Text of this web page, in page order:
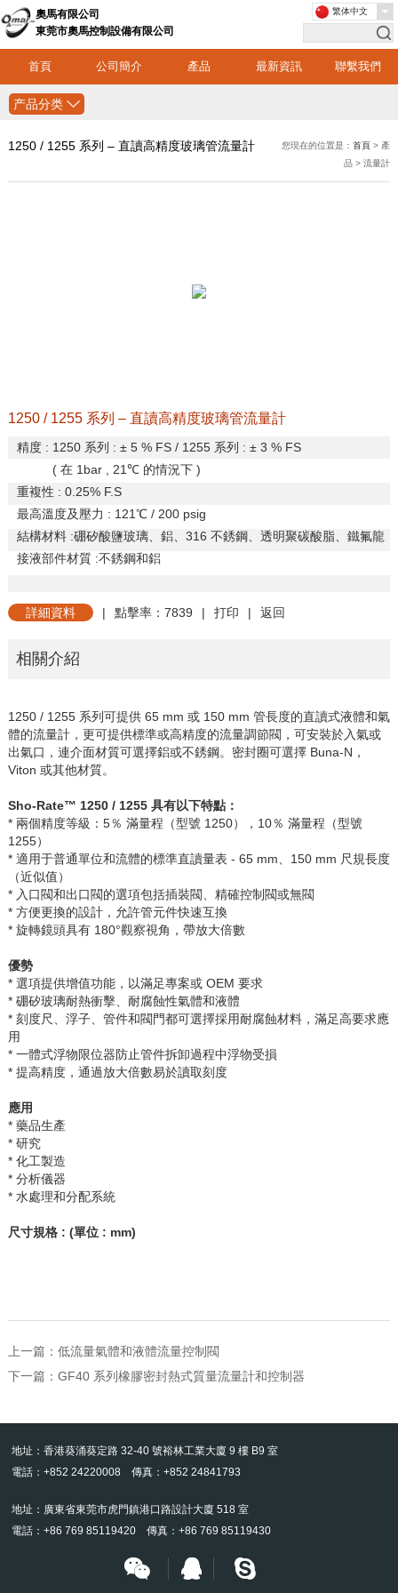
奧馬有限公司
東莞市奧馬控制設備有限公司
首頁 公司簡介 產品 最新資訊 聯繫我們
繁体中文
产品分类
1250 / 1255 系列 – 直讀高精度玻璃管流量計 您現在的位置是：首頁 > 產
品 > 流量計
1250 / 1255 系列 – 直讀高精度玻璃管流量計
精度: 1250 系列 : ±5 % FS / 1255 系列 : ±3 % FS
( 在1bar , 21℃ 的情況下)
重複性 : 0.25% F.S
最高溫度及壓力 : 121℃/ 200 psig
結構材料:硼矽酸鹽玻璃、鋁、 316 不銹鋼、透明聚碳酸脂、鐵氟龍
接液部件材質:不銹鋼和鋁
詳細資料 | 點擊率：7839 | 打印 | 返回
相關介紹
1250 / 1255 系列可提供65 mm 或150 mm 管長度的直讀式液體和氣
體的流量計，更可提供標準或高精度的流量調節閥，可安裝於入氣或
出氣口，連介面材質可選擇鋁或不銹鋼。密封圈可選擇Buna-N ，
Viton 或其他材質。
Sho-Rate™ 1250 / 1255 具有以下特點：
* 兩個精度等級： 5％ 滿量程（型號 1250）， 10％ 滿量程（型號
1255）
* 適用于普通單位和流體的標準直讀量表 - 65 mm 150 mm 尺規長度
（近似值）
* 入口閥和出口閥的選項包括插裝閥、精確控制閥或無閥
* 方便更換的設計，允許管元件快速互換
* 旋轉鏡頭具有180°觀察視角，帶放大倍數
優勢
* 選項提供增值功能，以滿足專案或OEM 要求
* 硼矽玻璃耐熱衝擊、耐腐蝕性氣體和液體
* 刻度尺、浮子、管件和閥門都可選擇採用耐腐蝕材料，滿足高要求應
用
* 一體式浮物限位器防止管件拆卸過程中浮物受損
* 提高精度，通過放大倍數易於讀取刻度
應用
* 藥品生產
* 研究
* 化工製造
* 分析儀器
* 水處理和分配系統
尺寸規格: (單位: mm)
上一篇： 低流量氣體和液體流量控制閥
下一篇： GF40 系列橡膠密封熱式質量流量計和控制器
地址：香港葵涌葵定路 32-40 號裕林工業大廈 9 樓 B9 室
電話：+852 24220008 傳真：+852 24841793
地址：廣東省東莞市虎門鎮港口路設計大廈 518 室
電話：+86 769 85119420 傳真：+86 769 85119430